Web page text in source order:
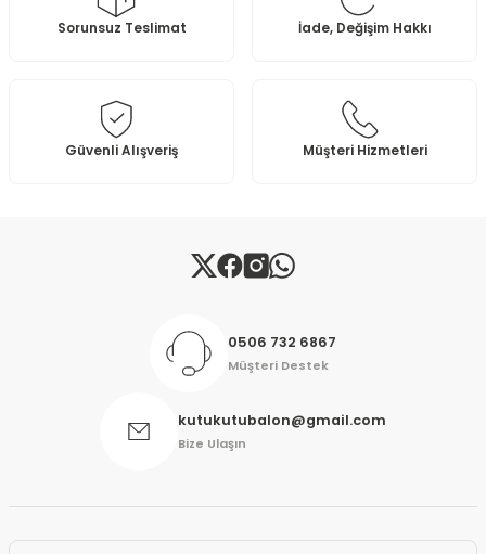
Ürün açıklamasında eksik bilgiler bulunuyor.
Bu ürüne benzer farklı alternatifler olmalı.
Gönder
Sorunsuz Teslimat İade, Değişim Hakkı
Güvenli Alışveriş Müşteri Hizmetleri
0506 732 6867
Müşteri Destek
kutukutubalon@gmail.com
Bize Ulaşın